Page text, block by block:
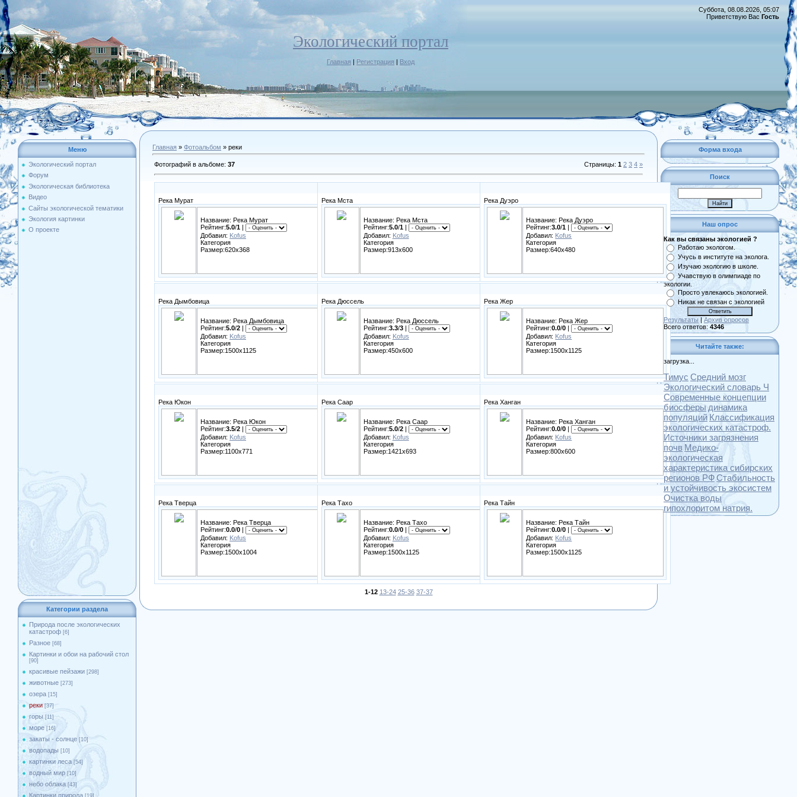
Экологический портал
Главная | Регистрация | Вход
Суббота, 08.08.2026, 05:07
Приветствую Вас Гость
Меню
Экологический портал
Форум
Экологическая библиотека
Видео
Сайты экологической тематики
Экология картинки
О проекте
Категории раздела
Природа после экологических
катастроф [6]
Разное [68]
Картинки и обои на рабочий стол
[90]
красивые пейзажи [298]
животные [273]
озера [15]
реки [37]
горы [11]
море [16]
закаты - солнце [10]
водопады [10]
картинки леса [54]
водный мир [10]
небо облака [43]
Картинки природа [19]
Главная » Фотоальбом » реки
Фотографий в альбоме: 37 Страницы: 1 2 3 4 »
Река Мурат
Название: Река Мурат
Рейтинг:5.0/1 |
Добавил: Kofus
Категория
Размер:620x368
Река Мста
Название: Река Мста
Рейтинг:5.0/1 |
Добавил: Kofus
Категория
Размер:913x600
Река Дуэро
Название: Река Дуэро
Рейтинг:3.0/1 |
Добавил: Kofus
Категория
Размер:640x480
Река Дымбовица
Название: Река Дымбовица
Рейтинг:5.0/2 |
Добавил: Kofus
Категория
Размер:1500x1125
Река Дюссель
Название: Река Дюссель
Рейтинг:3.3/3 |
Добавил: Kofus
Категория
Размер:450x600
Река Жер
Название: Река Жер
Рейтинг:0.0/0 |
Добавил: Kofus
Категория
Размер:1500x1125
Река Юкон
Название: Река Юкон
Рейтинг:3.5/2 |
Добавил: Kofus
Категория
Размер:1100x771
Река Саар
Название: Река Саар
Рейтинг:5.0/2 |
Добавил: Kofus
Категория
Размер:1421x693
Река Ханган
Название: Река Ханган
Рейтинг:0.0/0 |
Добавил: Kofus
Категория
Размер:800x600
Река Тверца
Название: Река Тверца
Рейтинг:0.0/0 |
Добавил: Kofus
Категория
Размер:1500x1004
Река Тахо
Название: Река Тахо
Рейтинг:0.0/0 |
Добавил: Kofus
Категория
Размер:1500x1125
Река Тайн
Название: Река Тайн
Рейтинг:0.0/0 |
Добавил: Kofus
Категория
Размер:1500x1125
1-12 13-24 25-36 37-37
Форма входа
Поиск
Наш опрос
Как вы связаны экологией ?
Работаю экологом.
Учусь в институте на эколога.
Изучаю экологию в школе.
Учавствую в олимпиаде по
экологии.
Просто увлекаюсь экологией.
Никак не связан с экологией
Результаты | Архив опросов
Всего ответов: 4346
Читайте также:
загрузка...
Тимус Средний мозг
Экологический словарь Ч
Современные концепции
биосферы динамика
популяций Классификация
экологических катастроф.
Источники загрязнения
почв Медико-
экологическая
характеристика сибирских
регионов РФСтабильность
и устойчивость экосистем
Очистка воды
гипохлоритом натрия.